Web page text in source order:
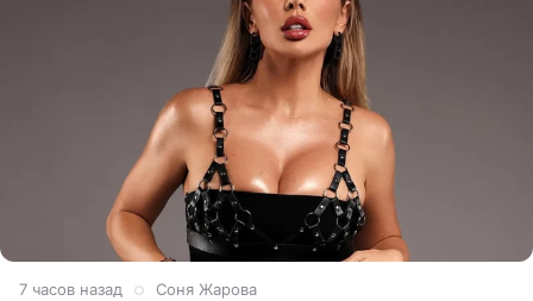
7 часов назад Соня Жарова